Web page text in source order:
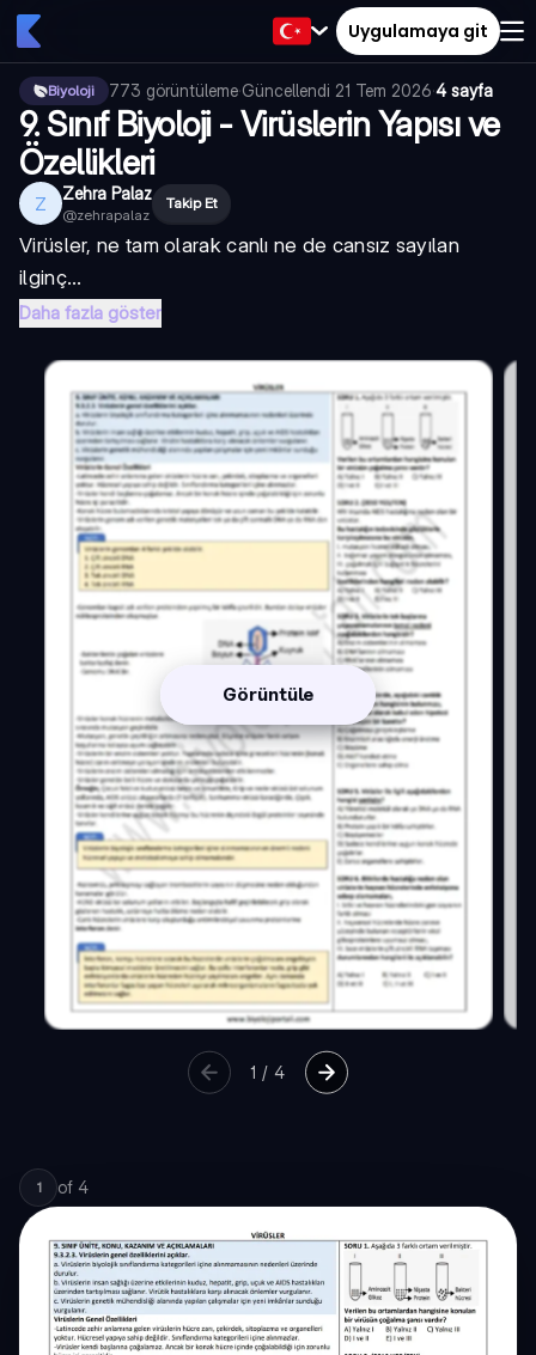
Uygulamaya git
Biyoloji 773 görüntüleme·Güncellendi 21 Tem 2026·4 sayfa
9. Sınıf Biyoloji - Virüslerin Yapısı ve
Özellikleri
Z Zehra Palaz
@zehrapalaz
Takip Et
Virüsler, ne tam olarak canlı ne de cansız sayılan
ilginç...
Daha fazla göster
Görüntüle
1 /4
1 of 4